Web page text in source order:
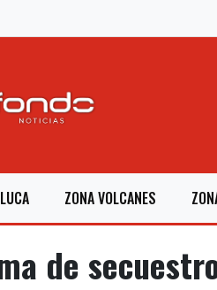
ZONA VOLCANES
de